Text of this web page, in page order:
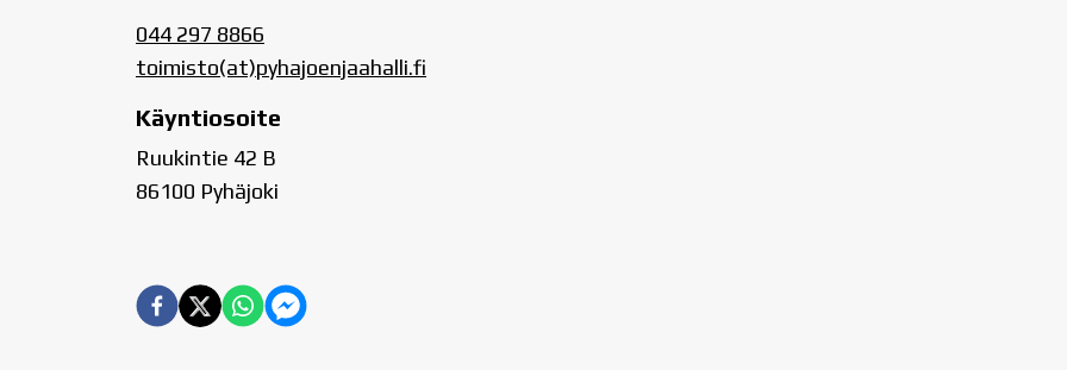
044 297 8866
toimisto(at)pyhajoenjaahalli.fi
Käyntiosoite
Ruukintie 42 B
86100 Pyhäjoki